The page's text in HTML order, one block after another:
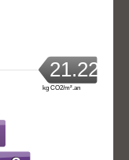
21.22
kg CO2/m².an